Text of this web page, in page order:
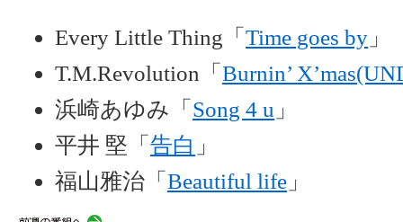
Every Little Thing「 Time goes by 」
T.M.Revolution「 Burnin’
浜崎あゆみ「 Song 4 u 」
平井 堅「 告白 」
福山雅治「 Beautiful life 」